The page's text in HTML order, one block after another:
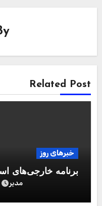
Related Post
خبرهای روز
برنامه خارجی‌های
مدیر